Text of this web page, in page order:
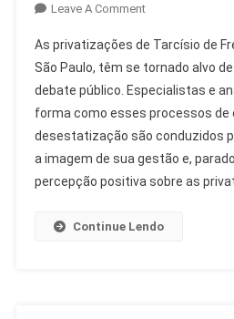
Leave A CommentOn
Privatizações:
Críticas
Respingam
Em
Imagem
No
SP
As privatizações de Tarcísio de
São Paulo, têm se tornado alvo
debate público. Especialistas e
forma como esses processos de
desestatização são conduzidos
a imagem de sua gestão e,
percepção positiva sobre as
Continue Lendo